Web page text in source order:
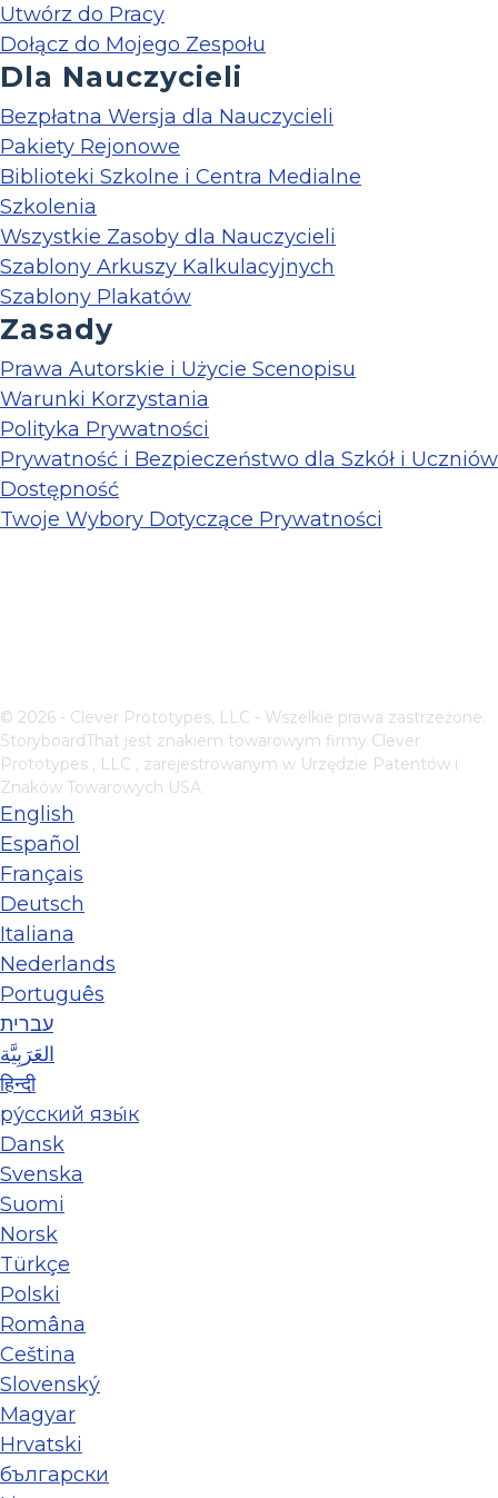
Utwórz do Pracy
Dołącz do Mojego Zespołu
Dla Nauczycieli
Bezpłatna Wersja dla Nauczycieli
Pakiety Rejonowe
Biblioteki Szkolne i Centra Medialne
Szkolenia
Wszystkie Zasoby dla Nauczycieli
Szablony Arkuszy Kalkulacyjnych
Szablony Plakatów
Zasady
Prawa Autorskie i Użycie Scenopisu
Warunki Korzystania
Polityka Prywatności
Prywatność i Bezpieczeństwo dla Szkół i Uczniów
Dostępność
Twoje Wybory Dotyczące Prywatności
© 2026 - Clever Prototypes, LLC - Wszelkie prawa zastrzeżone.
StoryboardThat jest znakiem towarowym firmy Clever
Prototypes , LLC , zarejestrowanym w Urzędzie Patentów i
Znaków Towarowych USA
English
Español
Français
Deutsch
Italiana
Nederlands
Português
עברית
العَرَبِيَّة
हिन्दी
ру́сский язы́к
Dansk
Svenska
Suomi
Norsk
Türkçe
Polski
Româna
Ceština
Slovenský
Magyar
Hrvatski
български